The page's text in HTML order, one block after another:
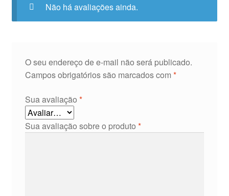
Não há avaliações ainda.
O seu endereço de e-mail não será publicado.
Campos obrigatórios são marcados com *
Sua avaliação *
Sua avaliação sobre o produto *